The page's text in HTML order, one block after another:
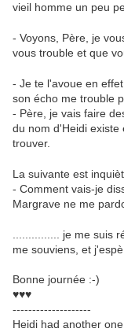
vieil homme un peu
- Voyons, Père, je
vous trouble et que
- Je te l'avoue en
son écho me trouble
- Père, je vais faire
du nom d'Heidi existe
trouver.
La suivante est
- Comment vais-je
Margrave ne me
............... je me suis
me souviens, et
Bonne journée :-)
♥♥♥
--------------------
Heidi had another